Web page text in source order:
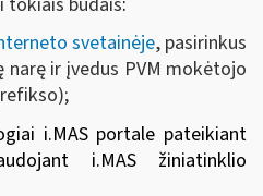
svetainėje, pasirinkus
narę ir įvedus PVM mokėtojo
i.MAS portale pateikiant
i.MAS žiniatinklio